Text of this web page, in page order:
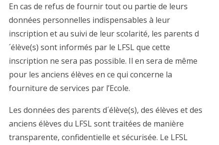
En cas de refus de fournir tout ou partie de leurs
données personnelles indispensables à leur
inscription et au suivi de leur scolarité, les parents d
´élève(s) sont informés par le LFSL que cette
inscription ne sera pas possible. Il en sera de même
pour les anciens élèves en ce qui concerne la
fourniture de services par l’Ecole.
Les données des parents d´élève(s), des élèves et des
anciens élèves du LFSL sont traitées de manière
transparente, confidentielle et sécurisée. Le LFSL